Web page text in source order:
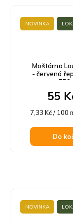
NOVINKA
Moštárna
- červená
55
Měrná
7,33 Kč / 100
Do
NOVINKA